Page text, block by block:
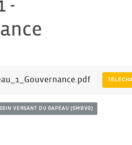
-
VERSANT DU GAPEAU (SMBVG)